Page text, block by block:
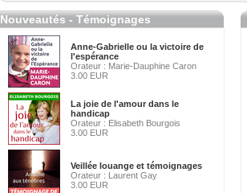
Nouveautés - Témoignages
Anne-Gabrielle ou la victoire de
l'espérance
Orateur : Marie-Dauphine Caron
3.00 EUR
La joie de l'amour dans le
handicap
Orateur : Elisabeth Bourgois
3.00 EUR
Veillée louange et témoignages
Orateur : Laurent Gay
3.00 EUR